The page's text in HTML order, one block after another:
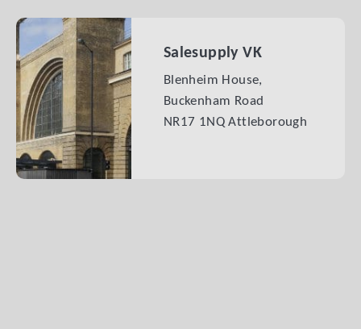
Salesupply VK
Blenheim House,
Buckenham Road
NR17 1NQ Attleborough